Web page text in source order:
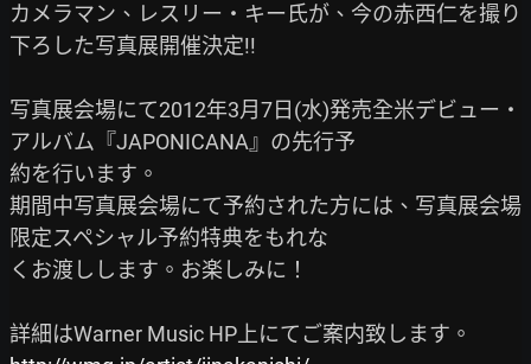
カメラマン、レスリー・キー氏が、今の赤西仁を撮り
下ろした写真展開催決定!!
写真展会場にて2012年3月7日(水)発売全米デビュー・
アルバム『JAPONICANA』の先行予
約を行います。
期間中写真展会場にて予約された方には、写真展会場
限定スペシャル予約特典をもれな
くお渡しします。お楽しみに！